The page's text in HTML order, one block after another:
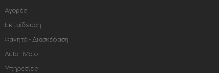
Αγορές
Εκπαίδευση
Φαγητό - Διασκέδαση
Auto - Moto
Υπηρεσίες